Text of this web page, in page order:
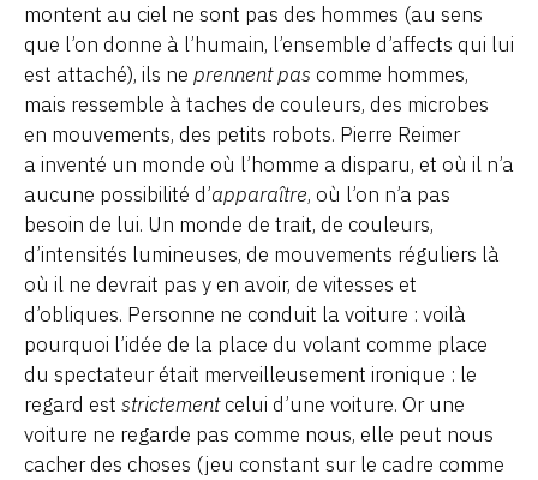
montent au ciel ne sont pas des hommes (au sens
que l’on donne à l’humain, l’ensemble d’affects qui lui
est attaché), ils ne prennent pas comme hommes,
mais ressemble à taches de couleurs, des microbes
en mouvements, des petits robots. Pierre Reimer
a inventé un monde où l’homme a disparu, et où il n’a
aucune possibilité d’apparaître, où l’on n’a pas
besoin de lui. Un monde de trait, de couleurs,
d’intensités lumineuses, de mouvements réguliers là
où il ne devrait pas y en avoir, de vitesses et
d’obliques. Personne ne conduit la voiture : voilà
pourquoi l’idée de la place du volant comme place
du spectateur était merveilleusement ironique : le
regard est strictementcelui d’une voiture. Or une
voiture ne regarde pas comme nous, elle peut nous
cacher des choses (jeu constant sur le cadre comme